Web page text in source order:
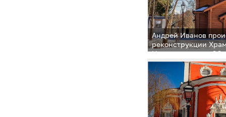
Андрей Иванов
реконструкции
Нерукотворного